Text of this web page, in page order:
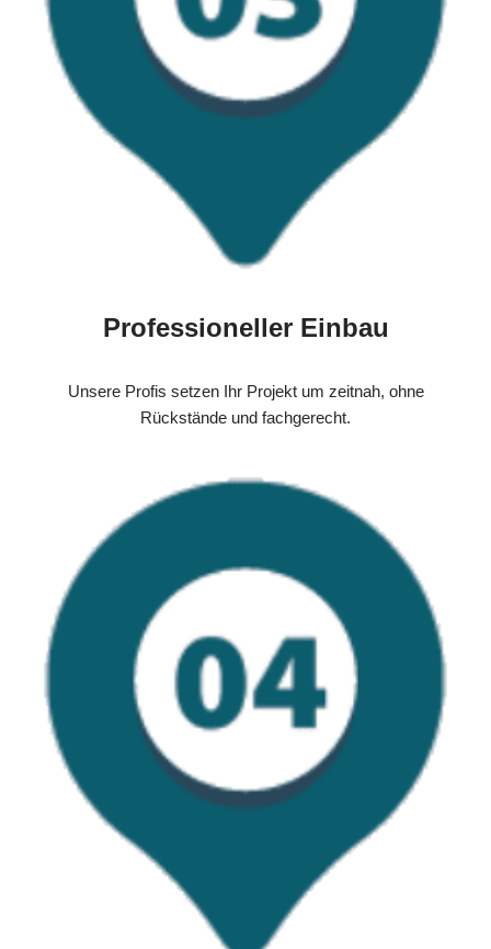
Professioneller Einbau
Unsere Profis setzen Ihr Projekt um zeitnah, ohne
Rückstände und fachgerecht.